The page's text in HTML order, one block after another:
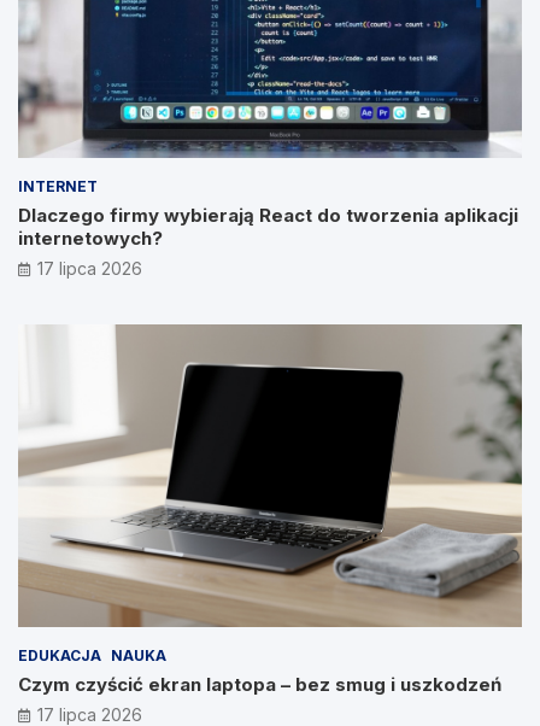
INTERNET
Dlaczego firmy wybierają React do tworzenia aplikacji
internetowych?
17 lipca 2026
EDUKACJA NAUKA
Czym czyścić ekran laptopa – bez smug i uszkodzeń
17 lipca 2026